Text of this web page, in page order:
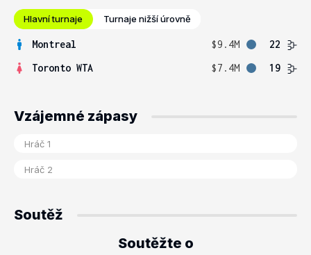
Hlavní turnaje Turnaje nižší úrovně
Montreal $9.4M
22
Toronto WTA
$7.4M 19
Vzájemné zápasy
Soutěž
Soutěžte o